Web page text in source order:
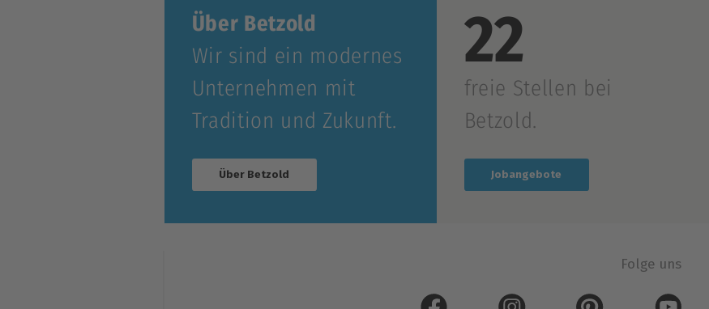
Über Betzold
Wir sind ein modernes
Unternehmen mit
Tradition und Zukunft.
Über Betzold
22
freie Stellen bei
Betzold.
Jobangebote
Folge uns